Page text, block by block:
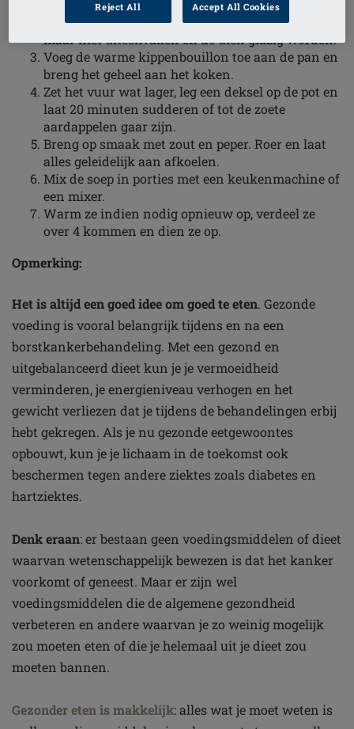
Bak ze 10 minuten of tot de wortelen zacht zijn
maar niet uiteenvallen en de uien glazig worden.
Voeg de warme kippenbouillon toe aan de pan en
breng het geheel aan het koken.
Zet het vuur wat lager, leg een deksel op de pot en
laat 20 minuten sudderen of tot de zoete
aardappelen gaar zijn.
Breng op smaak met zout en peper. Roer en laat
alles geleidelijk aan afkoelen.
Mix de soep in porties met een keukenmachine of
een mixer.
Warm ze indien nodig opnieuw op, verdeel ze
over 4 kommen en dien ze op.
Opmerking:
Het is altijd een goed idee om goed te eten. Gezonde
voeding is vooral belangrijk tijdens en na een
borstkankerbehandeling. Met een gezond en
uitgebalanceerd dieet kun je je vermoeidheid
verminderen, je energieniveau verhogen en het
gewicht verliezen dat je tijdens de behandelingen erbij
hebt gekregen. Als je nu gezonde eetgewoontes
opbouwt, kun je je lichaam in de toekomst ook
beschermen tegen andere ziektes zoals diabetes en
hartziektes.
Denk eraan: er bestaan geen voedingsmiddelen of dieet
waarvan wetenschappelijk bewezen is dat het kanker
voorkomt of geneest. Maar er zijn wel
voedingsmiddelen die de algemene gezondheid
verbeteren en andere waarvan je zo weinig mogelijk
zou moeten eten of die je helemaal uit je dieet zou
moeten bannen.
Gezonder eten is makkelijk: alles wat je moet weten is
Reject All Accept All Cookies